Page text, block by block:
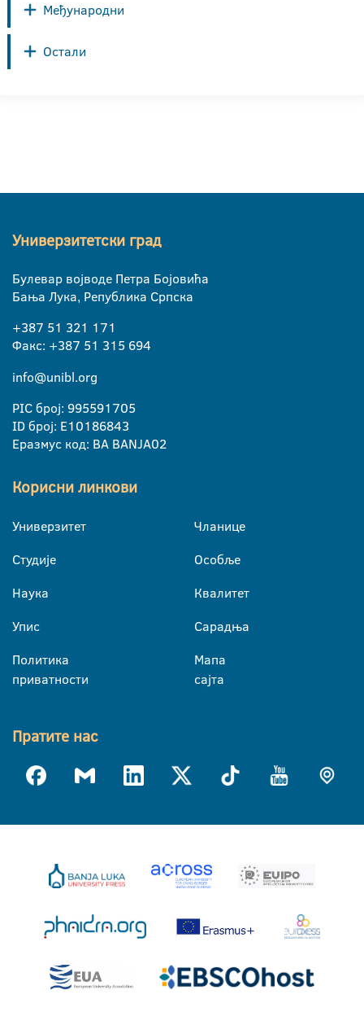
Међународни
Остали
Универзитетски град
Булевар војводе Петра Бојовића
Бања Лука, Република Српска
+387 51 321 171
Факс: +387 51 315 694
info@unibl.org
PIC број: 995591705
ID број: E10186843
Еразмус код: BA BANJA02
Корисни линкови
Универзитет
Студије
Наука
Упис
Политика
приватности
Чланице
Особље
Квалитет
Сарадња
Мапа
сајта
Пратите нас